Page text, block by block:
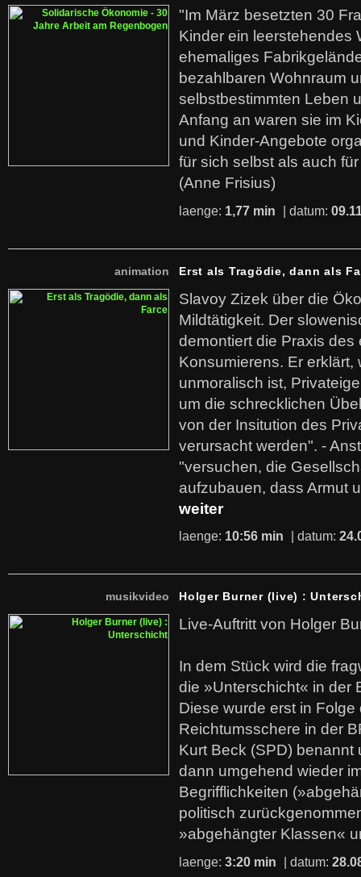
"Im März besetzten 30
Kinder ein leerstehendes
ehemaliges
bezahlbaren Wohnraum
selbstbestimmten Leben
Anfang an waren sie im
und Kinder-Angebote
für sich selbst als auch
(Anne Frisius)
laenge: 1,77 min | datum:
animation Erst als Tragödie, dann als
Slavoy Zizek über die
Mildtätigkeit. Der
demontiert die Praxis des
Konsumierens. Er erklärt,
unmoralisch ist,
um die schrecklichen
von der Insitution des
verursacht werden". -
"versuchen, die
aufzubauen, dass Armut
weiter
laenge: 10:56 min | datum:
musikvideo Holger Burner (live) :
Live-Auftritt von Holger
In dem Stück wird die
die »Unterschicht« in der
Diese wurde erst in
Reichtumsschere in der
Kurt Beck (SPD)
dann umgehend wieder
Begrifflichkeiten
politisch
»abgehängter Klassen«
laenge: 3:20 min | datum: